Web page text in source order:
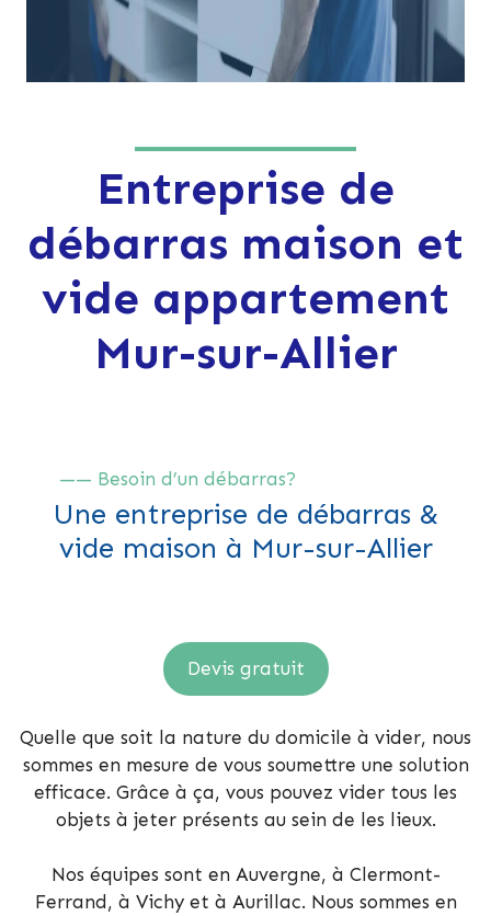
Entreprise de
débarras maison et
vide appartement
Mur-sur-Allier
—— Besoin d’un débarras?
Une entreprise de débarras &
vide maison à Mur-sur-Allier
Devis gratuit
Quelle que soit la nature du domicile à vider, nous
sommes en mesure de vous soumettre une solution
efficace. Grâce à ça, vous pouvez vider tous les
objets à jeter présents au sein de les lieux.
Nos équipes sont en Auvergne, à Clermont-
Ferrand, à Vichy et à Aurillac. Nous sommes en